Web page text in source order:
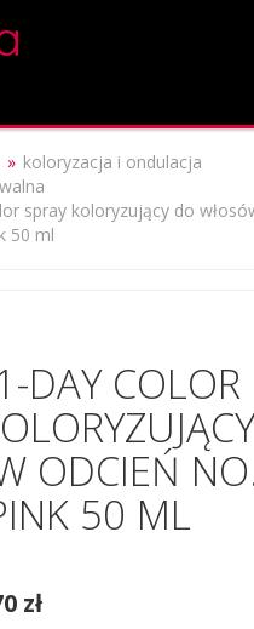
koloryzacja i ondulacja
spray koloryzujący do
50 ml
DAY COLOR
ODCIEŃ
50 ML
zł